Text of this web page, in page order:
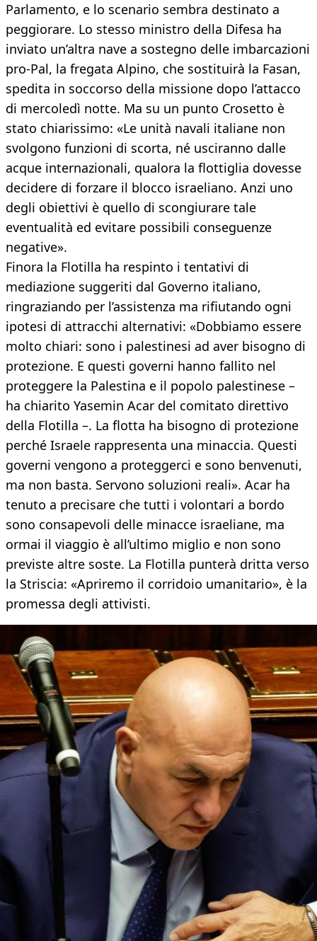
Parlamento, e lo scenario sembra destinato a
peggiorare. Lo stesso ministro della Difesa ha
inviato un’altra nave a sostegno delle imbarcazioni
pro-Pal, la fregata Alpino, che sostituirà la Fasan,
spedita in soccorso della missione dopo l’attacco
di mercoledì notte. Ma su un punto Crosetto è
stato chiarissimo: «Le unità navali italiane non
svolgono funzioni di scorta, né usciranno dalle
acque internazionali, qualora la flottiglia dovesse
decidere di forzare il blocco israeliano. Anzi uno
degli obiettivi è quello di scongiurare tale
eventualità ed evitare possibili conseguenze
negative».
Finora la Flotilla ha respinto i tentativi di
mediazione suggeriti dal Governo italiano,
ringraziando per l’assistenza ma rifiutando ogni
ipotesi di attracchi alternativi: «Dobbiamo essere
molto chiari: sono i palestinesi ad aver bisogno di
protezione. E questi governi hanno fallito nel
proteggere la Palestina e il popolo palestinese –
ha chiarito Yasemin Acar del comitato direttivo
della Flotilla –. La flotta ha bisogno di protezione
perché Israele rappresenta una minaccia. Questi
governi vengono a proteggerci e sono benvenuti,
ma non basta. Servono soluzioni reali». Acar ha
tenuto a precisare che tutti i volontari a bordo
sono consapevoli delle minacce israeliane, ma
ormai il viaggio è all’ultimo miglio e non sono
previste altre soste. La Flotilla punterà dritta verso
la Striscia: «Apriremo il corridoio umanitario», è la
promessa degli attivisti.